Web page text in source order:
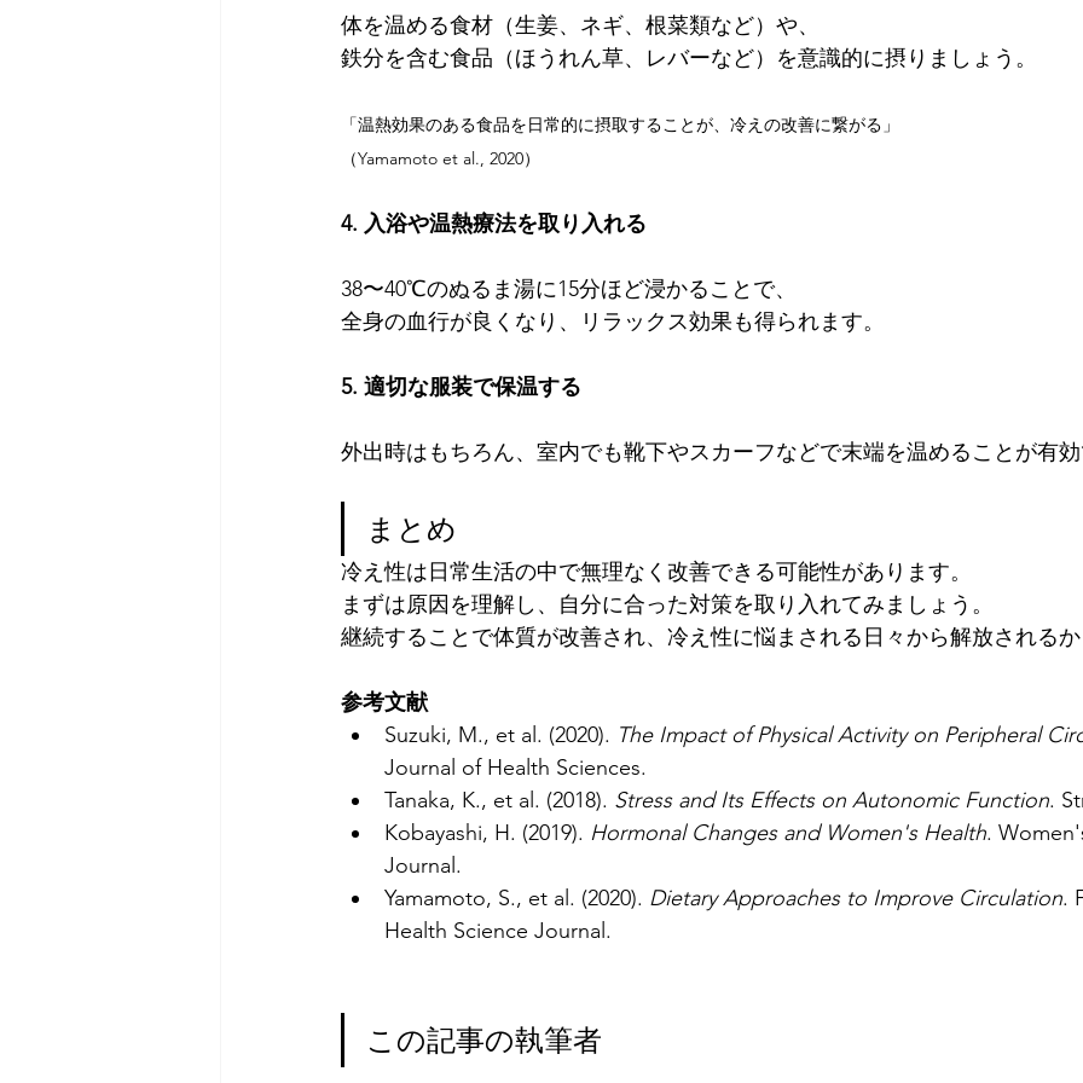
体を温める食材（生姜、ネギ、根菜類など）や、
鉄分を含む食品（ほうれん草、レバーなど）を意識的に摂りましょう。
「温熱効果のある食品を日常的に摂取することが、冷えの改善に繋がる」
（Yamamoto et al., 2020）
4. 入浴や温熱療法を取り入れる
38〜40℃のぬるま湯に15分ほど浸かることで、
全身の血行が良くなり、リラックス効果も得られます。
5. 適切な服装で保温する
外出時はもちろん、室内でも靴下やスカーフなどで末端を温めることが有
まとめ
冷え性は日常生活の中で無理なく改善できる可能性があります。
まずは原因を理解し、自分に合った対策を取り入れてみましょう。
継続することで体質が改善され、冷え性に悩まされる日々から解放される
参考文献
Suzuki, M., et al. (2020). The Impact of Physical Activity on Peripheral
Journal of Health Sciences.
Tanaka, K., et al. (2018). Stress and Its Effects on Autonomic Function.
Kobayashi, H. (2019). Hormonal Changes and Women's Health.
Journal.
Yamamoto, S., et al. (2020). Dietary Approaches to Improve Circulation.
Health Science Journal.
この記事の執筆者